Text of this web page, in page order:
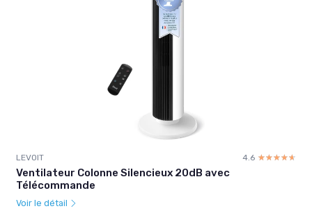
LEVOIT 4.6 ☆☆☆☆☆
★★★★★
Ventilateur Colonne Silencieux 20dB avec
Télécommande
Voir le détail